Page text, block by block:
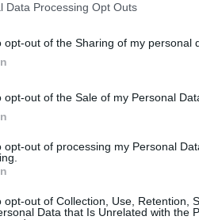
Data Processing Opt Outs
opt-out of the Sharing of my personal
opt-out of the Sale of my Personal
opt-out of processing my Personal
opt-out of Collection, Use, Retention,
Data that Is Unrelated with the
«Ο ΛεΜπρόν δεν είναι
έχανε ποτέ κρίσιμες